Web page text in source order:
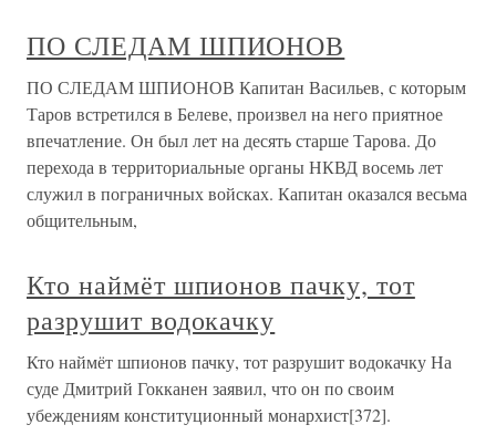
ПО СЛЕДАМ ШПИОНОВ
ПО СЛЕДАМ ШПИОНОВ Капитан Васильев, с которым
Таров встретился в Белеве, произвел на него приятное
впечатление. Он был лет на десять старше Тарова. До
перехода в территориальные органы НКВД восемь лет
служил в пограничных войсках. Капитан оказался весьма
общительным,
Кто наймёт шпионов пачку, тот
разрушит водокачку
Кто наймёт шпионов пачку, тот разрушит водокачку На
суде Дмитрий Гокканен заявил, что он по своим
убеждениям конституционный монархист[372].